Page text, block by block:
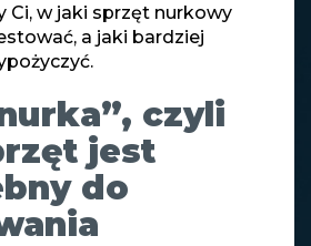
Ci, w jaki sprzęt nurkowy
a jaki bardziej
czyli
jest
do